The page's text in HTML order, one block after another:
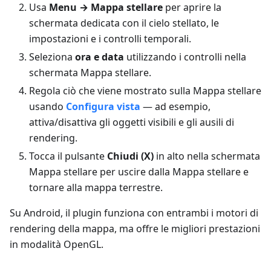
Usa Menu → Mappa stellare per aprire la
schermata dedicata con il cielo stellato, le
impostazioni e i controlli temporali.
Seleziona ora e data utilizzando i controlli nella
schermata Mappa stellare.
Regola ciò che viene mostrato sulla Mappa stellare
usando Configura vista — ad esempio,
attiva/disattiva gli oggetti visibili e gli ausili di
rendering.
Tocca il pulsante Chiudi (X) in alto nella schermata
Mappa stellare per uscire dalla Mappa stellare e
tornare alla mappa terrestre.
Su Android, il plugin funziona con entrambi i motori di
rendering della mappa, ma offre le migliori prestazioni
in modalità OpenGL.